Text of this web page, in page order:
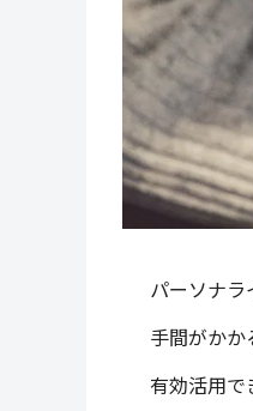
パーソナ
手間がかか
有効活用で